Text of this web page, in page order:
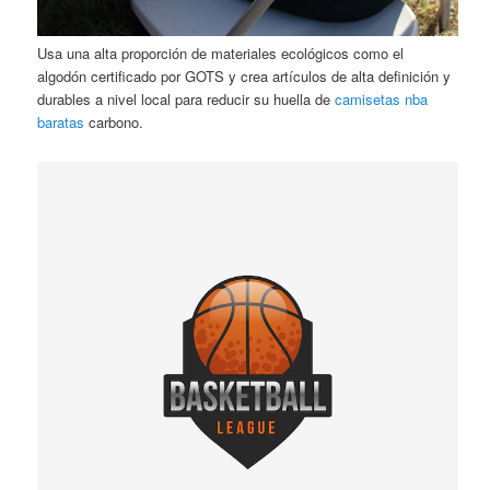
Usa una alta proporción de materiales ecológicos como el
algodón certificado por GOTS y crea artículos de alta definición y
durables a nivel local para reducir su huella decamisetas nba
baratas carbono.